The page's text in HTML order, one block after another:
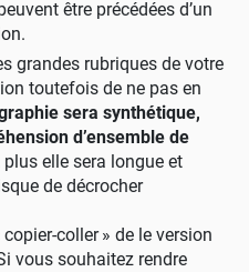
être précédées d’un
grandes rubriques de votre
toutefois de ne pas en
sera synthétique,
d’ensemble de
plus elle sera longue et
de décrocher
copier-coller » de le version
vous souhaitez rendre